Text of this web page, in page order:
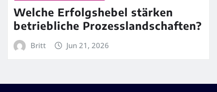
Welche Erfolgshebel stärken
betriebliche Prozesslandschaften?
Britt Jun 21, 2026